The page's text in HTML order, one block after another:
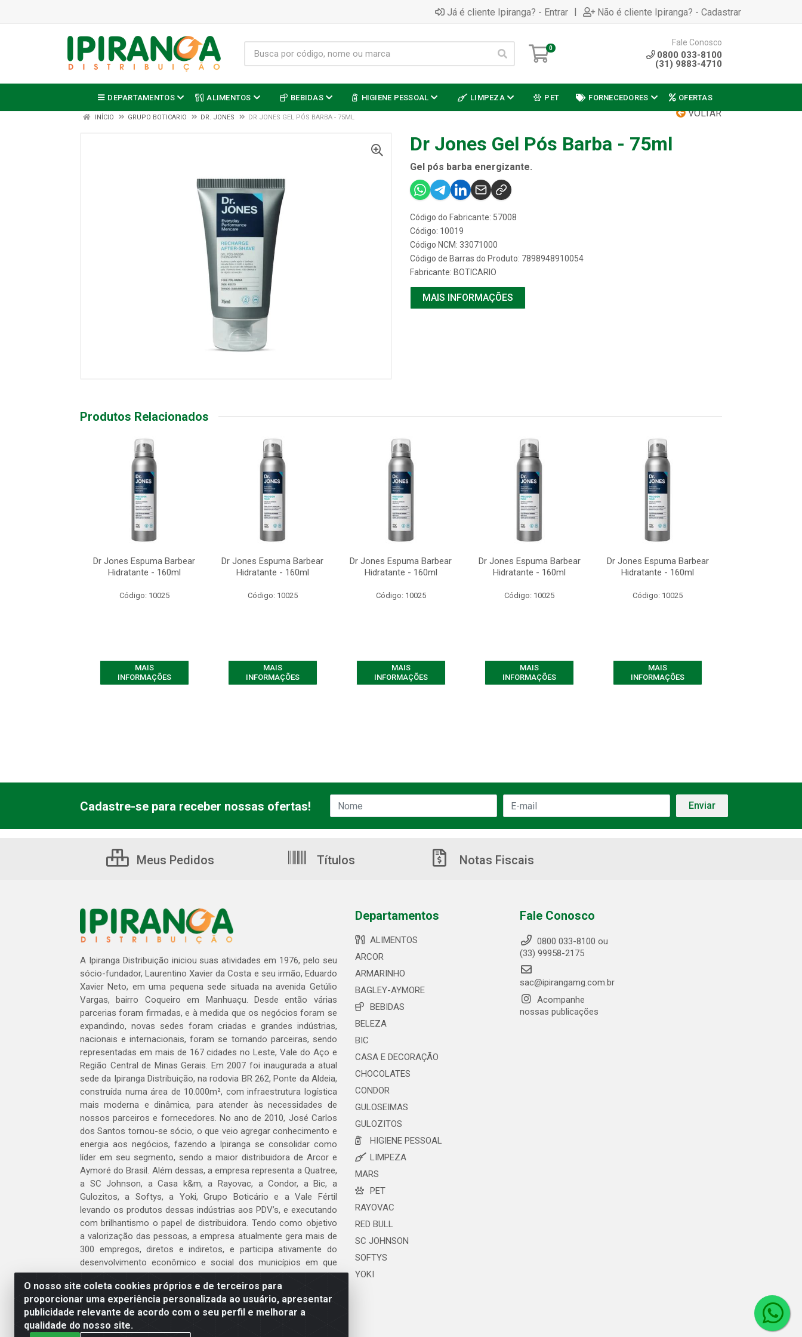
Já é cliente Ipiranga? - Entrar | Não é cliente Ipiranga? - Cadastrar
0
Fale Conosco
0800 033-8100
(31) 9883-4710
DEPARTAMENTOS ALIMENTOS BEBIDAS HIGIENE PESSOAL LIMPEZA PET FORNECEDORES OFERTAS
VOLTAR
INÍCIO GRUPO BOTICARIO DR. JONES DR JONES GEL PÓS BARBA - 75ML
Dr Jones Gel Pós Barba - 75ml
Gel pós barba energizante.
Código do Fabricante: 57008
Código: 10019
Código NCM: 33071000
Código de Barras do Produto: 7898948910054
Fabricante: BOTICARIO
MAIS INFORMAÇÕES
Produtos Relacionados
Dr Jones Espuma Barbear
Hidratante - 160ml
Código: 10025
MAIS
INFORMAÇÕES
Dr Jones Espuma Barbear
Hidratante - 160ml
Código: 10025
MAIS
INFORMAÇÕES
Dr Jones Espuma Barbear
Hidratante - 160ml
Código: 10025
MAIS
INFORMAÇÕES
Dr Jones Espuma Barbear
Hidratante - 160ml
Código: 10025
MAIS
INFORMAÇÕES
Dr Jones Espuma Barbear
Hidratante - 160ml
Código: 10025
MAIS
INFORMAÇÕES
O nosso site coleta cookies próprios e de terceiros para
proporcionar uma experiência personalizada ao usuário, apresentar
publicidade relevante de acordo com o seu perfil e melhorar a
qualidade do nosso site.
Cadastre-se para receber nossas ofertas!
Meus Pedidos Títulos Notas Fiscais
A Ipiranga Distribuição iniciou suas atividades em 1976, pelo seu
sócio-fundador, Laurentino Xavier da Costa e seu irmão, Eduardo
Xavier Neto, em uma pequena sede situada na avenida Getúlio
Vargas, bairro Coqueiro em Manhuaçu. Desde então várias
parcerias foram firmadas, e à medida que os negócios foram se
expandindo, novas sedes foram criadas e grandes indústrias,
nacionais e internacionais, foram se tornando parceiras, sendo
representadas em mais de 167 cidades no Leste, Vale do Aço e
Região Central de Minas Gerais. Em 2007 foi inaugurada a atual
sede da Ipiranga Distribuição, na rodovia BR 262, Ponte da Aldeia,
construída numa área de 10.000m², com infraestrutura logística
mais moderna e dinâmica, para atender às necessidades de
nossos parceiros e fornecedores. No ano de 2010, José Carlos
dos Santos tornou-se sócio, o que veio agregar conhecimento e
energia aos negócios, fazendo a Ipiranga se consolidar como
líder em seu segmento, sendo a maior distribuidora de Arcor e
Aymoré do Brasil. Além dessas, a empresa representa a Quatree,
a SC Johnson, a Casa k&m, a Rayovac, a Condor, a Bic, a
Gulozitos, a Softys, a Yoki, Grupo Boticário e a Vale Fértil
levando os produtos dessas indústrias aos PDV’s, e executando
com brilhantismo o papel de distribuidora. Tendo como objetivo
a valorização das pessoas, a empresa atualmente gera mais de
300 empregos, diretos e indiretos, e participa ativamente do
desenvolvimento econômico e social dos municípios em que
atua.
Venha fazer parte do nosso time!
Clique aqui
Departamentos
ALIMENTOS
ARCOR
ARMARINHO
BAGLEY-AYMORE
BEBIDAS
BELEZA
BIC
CASA E DECORAÇÃO
CHOCOLATES
CONDOR
GULOSEIMAS
GULOZITOS
HIGIENE PESSOAL
LIMPEZA
MARS
PET
RAYOVAC
RED BULL
SC JOHNSON
SOFTYS
YOKI
Fale Conosco
0800 033-8100 ou
(33) 99958-2175
sac@ipirangamg.com.br
Acompanhe
nossas publicações